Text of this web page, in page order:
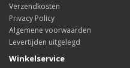
Verzendkosten
Privacy Policy
Algemene voorwaarden
Levertijden uitgelegd
Winkelservice